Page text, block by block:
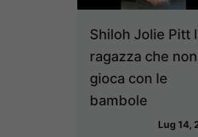
Shiloh Jolie Pitt
ragazza che non
gioca con le
bambole
Lug 14,